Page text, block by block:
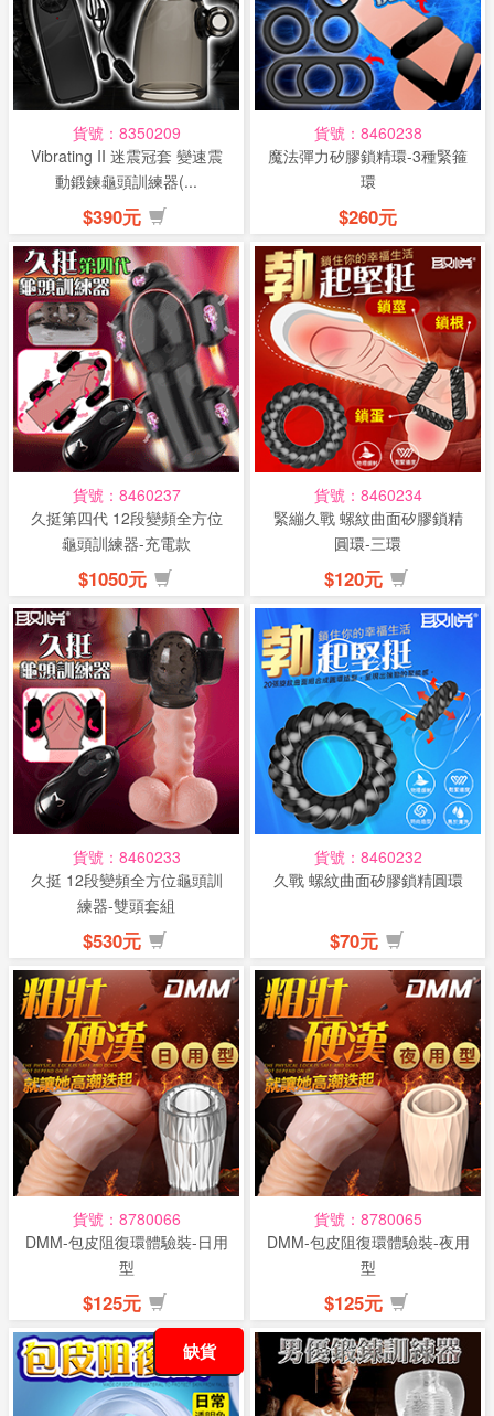
貨號：8350209
Vibrating II 迷震冠套 變速震
動鍛鍊龜頭訓練器(...
$390元
貨號：8460238
魔法彈力矽膠鎖精環-3種緊箍
環
$260元
貨號：8460237
久挺第四代 12段變頻全方位
龜頭訓練器-充電款
$1050元
貨號：8460234
緊繃久戰 螺紋曲面矽膠鎖精
圓環-三環
$120元
貨號：8460233
久挺 12段變頻全方位龜頭訓
練器-雙頭套組
$530元
貨號：8460232
久戰 螺紋曲面矽膠鎖精圓環
$70元
貨號：8780066
DMM-包皮阻復環體驗裝-日用
型
$125元
貨號：8780065
DMM-包皮阻復環體驗裝-夜用
型
$125元
缺貨